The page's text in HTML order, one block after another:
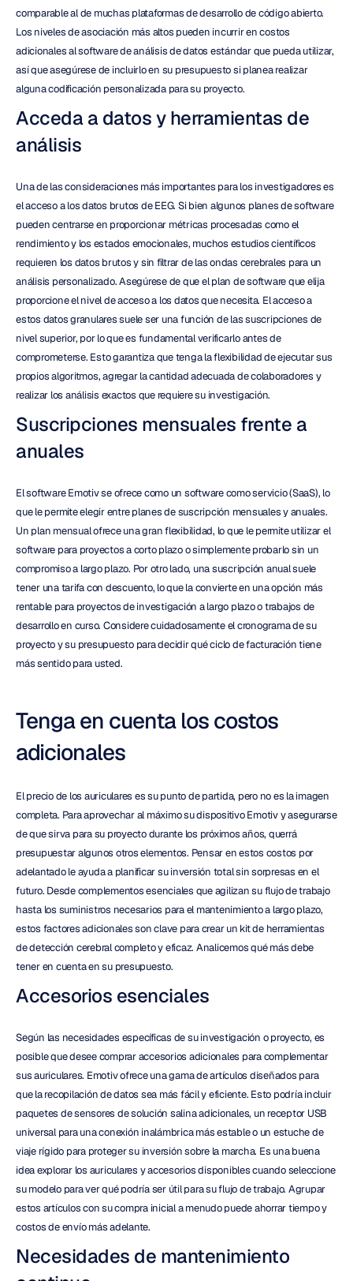
comparable al de muchas plataformas de desarrollo de código abierto.
Los niveles de asociación más altos pueden incurrir en costos
adicionales al software de análisis de datos estándar que pueda utilizar,
así que asegúrese de incluirlo en su presupuesto si planea realizar
alguna codificación personalizada para su proyecto.
Acceda a datos y herramientas de
análisis
Una de las consideraciones más importantes para los investigadores es
el acceso a los datos brutos de EEG. Si bien algunos planes de software
pueden centrarse en proporcionar métricas procesadas como el
rendimiento y los estados emocionales, muchos estudios científicos
requieren los datos brutos y sin filtrar de las ondas cerebrales para un
análisis personalizado. Asegúrese de que el plan de software que elija
proporcione el nivel de acceso a los datos que necesita. El acceso a
estos datos granulares suele ser una función de las suscripciones de
nivel superior, por lo que es fundamental verificarlo antes de
comprometerse. Esto garantiza que tenga la flexibilidad de ejecutar sus
propios algoritmos, agregar la cantidad adecuada de colaboradores y
realizar los análisis exactos que requiere su investigación.
Suscripciones mensuales frente a
anuales
El software Emotiv se ofrece como un software como servicio (SaaS), lo
que le permite elegir entre planes de suscripción mensuales y anuales.
Un plan mensual ofrece una gran flexibilidad, lo que le permite utilizar el
software para proyectos a corto plazo o simplemente probarlo sin un
compromiso a largo plazo. Por otro lado, una suscripción anual suele
tener una tarifa con descuento, lo que la convierte en una opción más
rentable para proyectos de investigación a largo plazo o trabajos de
desarrollo en curso. Considere cuidadosamente el cronograma de su
proyecto y su presupuesto para decidir qué ciclo de facturación tiene
más sentido para usted.
Tenga en cuenta los costos
adicionales
El precio de los auriculares es su punto de partida, pero no es la imagen
completa. Para aprovechar al máximo su dispositivo Emotiv y asegurarse
de que sirva para su proyecto durante los próximos años, querrá
presupuestar algunos otros elementos. Pensar en estos costos por
adelantado le ayuda a planificar su inversión total sin sorpresas en el
futuro. Desde complementos esenciales que agilizan su flujo de trabajo
hasta los suministros necesarios para el mantenimiento a largo plazo,
estos factores adicionales son clave para crear un kit de herramientas
de detección cerebral completo y eficaz. Analicemos qué más debe
tener en cuenta en su presupuesto.
Accesorios esenciales
Según las necesidades específicas de su investigación o proyecto, es
posible que desee comprar accesorios adicionales para complementar
sus auriculares. Emotiv ofrece una gama de artículos diseñados para
que la recopilación de datos sea más fácil y eficiente. Esto podría incluir
paquetes de sensores de solución salina adicionales, un receptor USB
universal para una conexión inalámbrica más estable o un estuche de
viaje rígido para proteger su inversión sobre la marcha. Es una buena
idea explorar los auriculares y accesorios disponibles cuando seleccione
su modelo para ver qué podría ser útil para su flujo de trabajo. Agrupar
estos artículos con su compra inicial a menudo puede ahorrar tiempo y
costos de envío más adelante.
Necesidades de mantenimiento